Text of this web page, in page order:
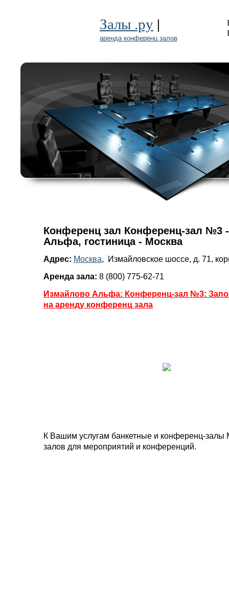
Залы .ру |
аренда конференц залов
Конференц зал Конференц-зал №3
Альфа, гостиница - Москва
Адрес: Москва, Измайловское шоссе, д. 71,
Аренда зала: 8 (800) 775-62-71
Измайлово Альфа: Конференц-зал №3:
на аренду конференц зала
К Вашим услугам банкетные и конференц-залы
залов для мероприятий и конференций.